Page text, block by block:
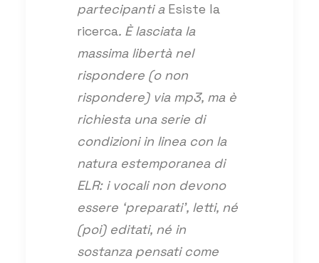
partecipanti a Esiste la
ricerca. È lasciata la
massima libertà nel
rispondere (o non
rispondere) via mp3, ma è
richiesta una serie di
condizioni in linea con la
natura estemporanea di
ELR: i vocali non devono
essere ‘preparati’, letti, né
(poi) editati, né in
sostanza pensati come